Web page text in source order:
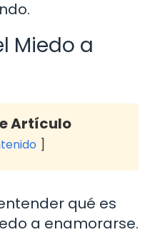
Miedo a
Artículo
qué es
a enamorarse.